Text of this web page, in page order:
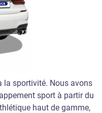
la sportivité. Nous avons
sport à partir du
haut de gamme,